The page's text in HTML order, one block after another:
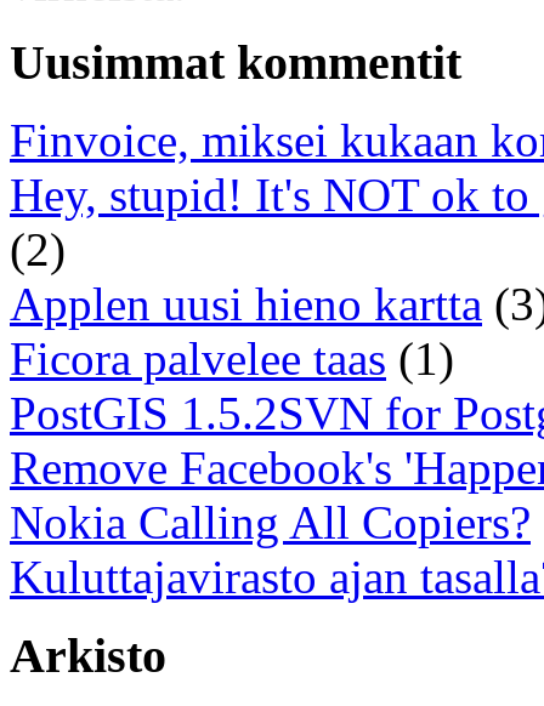
Uusimmat kommentit
Finvoice, miksei kukaan
Hey, stupid! It's NOT ok to
(2)
Applen uusi hieno kartta
Ficora palvelee taas (1)
PostGIS 1.5.2SVN for
Remove Facebook's
Nokia Calling All Copiers?
Kuluttajavirasto ajan
Arkisto